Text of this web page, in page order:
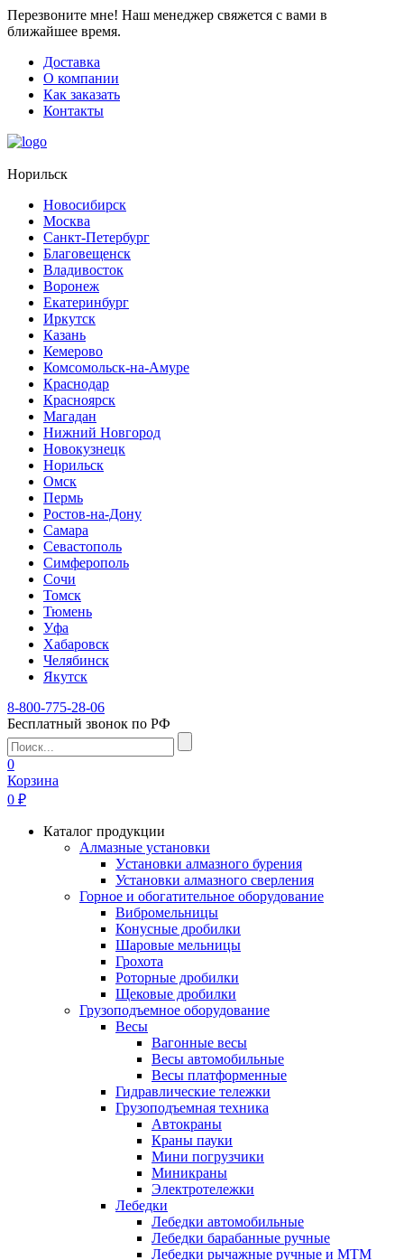
Перезвоните мне! Наш менеджер свяжется с вами в
ближайшее время.
Доставка
О компании
Как заказать
Контакты
Норильск
Новосибирск
Москва
Санкт-Петербург
Благовещенск
Владивосток
Воронеж
Екатеринбург
Иркутск
Казань
Кемерово
Комсомольск-на-Амуре
Краснодар
Красноярск
Магадан
Нижний Новгород
Новокузнецк
Норильск
Омск
Пермь
Ростов-на-Дону
Самара
Севастополь
Симферополь
Сочи
Томск
Тюмень
Уфа
Хабаровск
Челябинск
Якутск
8-800-775-28-06
Бесплатный звонок по РФ
0
Корзина
0 ₽
Каталог продукции
Алмазные установки
Уcтановки алмазного бурения
Установки алмазного сверления
Горное и обогатительное оборудование
Вибромельницы
Конусные дробилки
Шаровые мельницы
Грохота
Роторные дробилки
Щековые дробилки
Грузоподъемное оборудование
Весы
Вагонные весы
Весы автомобильные
Весы платформенные
Гидравлические тележки
Грузоподъемная техника
Автокраны
Краны пауки
Мини погрузчики
Миникраны
Электротележки
Лебедки
Лебедки автомобильные
Лебедки барабанные ручные
Лебедки рычажные ручные и МТМ